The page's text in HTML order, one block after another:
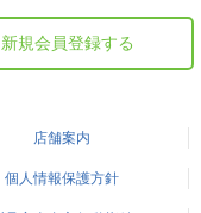
新規会員登録する
店舗案内
個人情報保護方針